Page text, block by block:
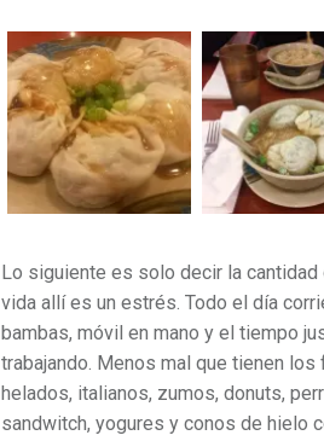
Lo siguiente es solo decir la cantidad
vida allí es un estrés. Todo el día
bambas, móvil en mano y el tiempo
trabajando. Menos mal que tienen
helados, italianos, zumos, donuts,
sandwitch, yogures y conos de hielo